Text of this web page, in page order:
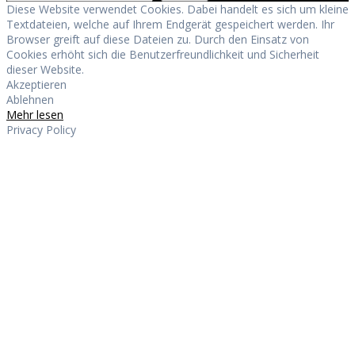
Diese Website verwendet Cookies. Dabei handelt es sich um kleine
Textdateien, welche auf Ihrem Endgerät gespeichert werden. Ihr
Browser greift auf diese Dateien zu. Durch den Einsatz von
Cookies erhöht sich die Benutzerfreundlichkeit und Sicherheit
dieser Website.
Akzeptieren
Ablehnen
Mehr lesen
Privacy Policy